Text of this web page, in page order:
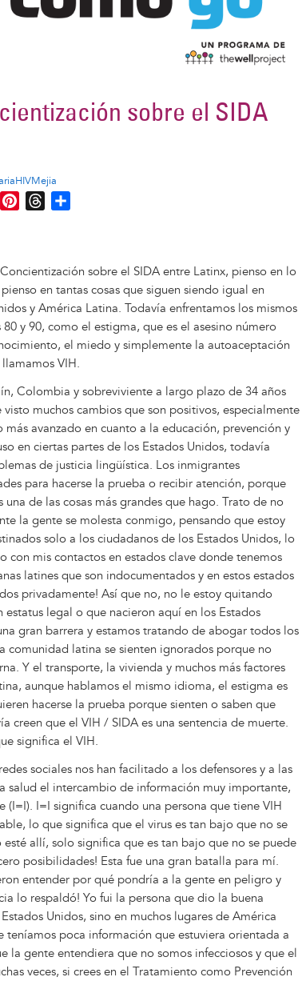
sobre el SIDA
M
e
r
e
s
t
a
d
s
e sobre el SIDA entre Latinx, pienso en lo
en tantas cosas que siguen siendo igual en
y América Latina. Todavía enfrentamos los mismos
y 90, como el estigma, que es el asesino número
el miedo y simplemente la autoaceptación
VIH.
Colombia y sobreviviente a largo plazo de 34 años
muchos cambios que son positivos, especialmente
avanzado en cuanto a la educación, prevención y
en ciertas partes de los Estados Unidos, todavía
de justicia lingüística. Los inmigrantes
para hacerse la prueba o recibir atención, porque
de las cosas más grandes que hago. Trato de no
la gente se molesta conmigo, pensando que estoy
solo a los ciudadanos de los Estados Unidos, lo
con mis contactos en estados clave donde tenemos
latines que son indocumentados y en estos estados
privadamente! Así que no, no le estoy quitando
legal o que nacieron aquí en los Estados
gran barrera y estamos tratando de abogar todos los
comunidad latina se sienten ignorados porque no
Y el transporte, la vivienda y muchos más factores
aunque hablamos el mismo idioma, el estigma es
hacerse la prueba porque sienten o saben que
creen que el VIH / SIDA es una sentencia de muerte.
significa el VIH.
sociales nos han facilitado a los defensores y a las
salud el intercambio de información muy importante,
I=I significa cuando una persona que tiene VIH
lo que significa que el virus es tan bajo que no se
allí, solo significa que es tan bajo que no se puede
posibilidades! Esta fue una gran batalla para mí.
entender por qué pondría a la gente en peligro y
lo respaldó! Yo fui la persona que dio la buena
Unidos, sino en muchos lugares de América
poca información que estuviera orientada a
la gente entendiera que no somos infecciosos y que el
veces, si crees en el Tratamiento como Prevención